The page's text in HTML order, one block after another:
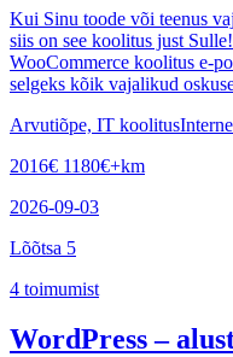
Kui Sinu toode või teenus
siis on see koolitus just
WooCommerce koolitus e-
selgeks kõik vajalikud
Arvutiõpe, IT koolitus
2016€ 1180€+km
2026-09-03
Lõõtsa 5
4 toimumist
WordPress –